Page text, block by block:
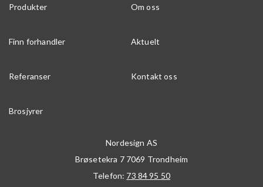
Produkter Om oss
Finn forhandler Aktuelt
Referanser Kontakt oss
Brosjyrer
Nordesign AS
Brøsetekra 7 7069 Trondheim
Telefon: 73 84 95 50